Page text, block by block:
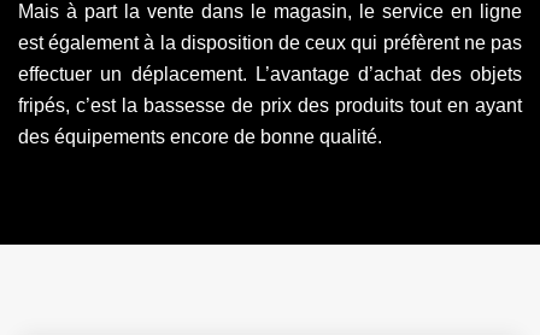
Mais à part la vente dans le magasin, le service en ligne
est également à la disposition de ceux qui préfèrent ne pas
effectuer un déplacement. L’avantage d’achat des objets
fripés, c’est la bassesse de prix des produits tout en ayant
des équipements encore de bonne qualité.